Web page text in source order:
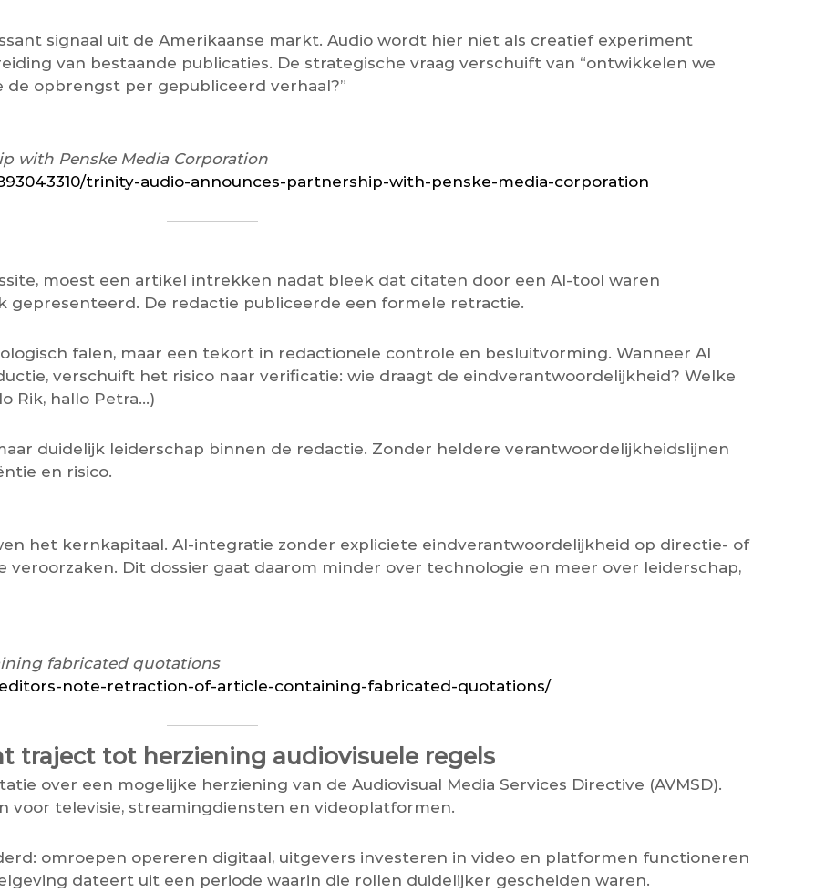
signaal uit de Amerikaanse markt. Audio wordt hier niet als creatief experiment
van bestaande publicaties. De strategische vraag verschuift van “ontwikkelen we
de opbrengst per gepubliceerd verhaal?”
with Penske Media Corporation
trinity-audio-announces-partnership-with-penske-media-corporation
moest een artikel intrekken nadat bleek dat citaten door een AI-tool waren
De redactie publiceerde een formele retractie.
falen, maar een tekort in redactionele controle en besluitvorming. Wanneer AI
verschuift het risico naar verificatie: wie draagt de eindverantwoordelijkheid? Welke
Rik, hallo Petra…)
duidelijk leiderschap binnen de redactie. Zonder heldere verantwoordelijkheidslijnen
en risico.
het kernkapitaal. AI-integratie zonder expliciete eindverantwoordelijkheid op directie- of
Dit dossier gaat daarom minder over technologie en meer over leiderschap,
fabricated quotations
note-retraction-of-article-containing-fabricated-quotations/
traject tot herziening audiovisuele regels
over een mogelijke herziening van de Audiovisual Media Services Directive (AVMSD).
voor televisie, streamingdiensten en videoplatformen.
omroepen opereren digitaal, uitgevers investeren in video en platformen functioneren
dateert uit een periode waarin die rollen duidelijker gescheiden waren.